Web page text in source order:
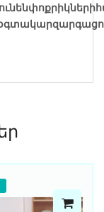
ենփոքրիկների